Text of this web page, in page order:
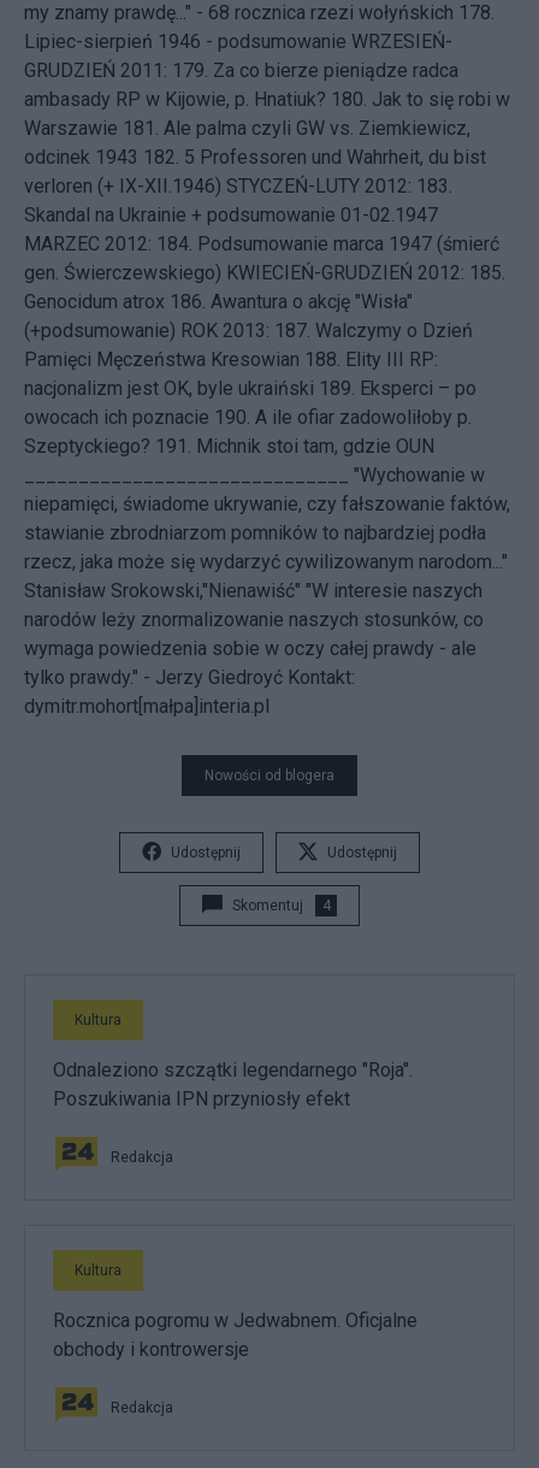
my znamy prawdę..." - 68 rocznica rzezi wołyńskich 178.
Lipiec-sierpień 1946 - podsumowanie WRZESIEŃ-
GRUDZIEŃ 2011: 179. Za co bierze pieniądze radca
ambasady RP w Kijowie, p. Hnatiuk? 180. Jak to się robi w
Warszawie 181. Ale palma czyli GW vs. Ziemkiewicz,
odcinek 1943 182. 5 Professoren und Wahrheit, du bist
verloren (+ IX-XII.1946) STYCZEŃ-LUTY 2012: 183.
Skandal na Ukrainie + podsumowanie 01-02.1947
MARZEC 2012: 184. Podsumowanie marca 1947 (śmierć
gen. Świerczewskiego) KWIECIEŃ-GRUDZIEŃ 2012: 185.
Genocidum atrox 186. Awantura o akcję "Wisła"
(+podsumowanie) ROK 2013: 187. Walczymy o Dzień
Pamięci Męczeństwa Kresowian 188. Elity III RP:
nacjonalizm jest OK, byle ukraiński 189. Eksperci – po
owocach ich poznacie 190. A ile ofiar zadowoliłoby p.
Szeptyckiego? 191. Michnik stoi tam, gdzie OUN
______________________________ "Wychowanie w
niepamięci, świadome ukrywanie, czy fałszowanie faktów,
stawianie zbrodniarzom pomników to najbardziej podła
rzecz, jaka może się wydarzyć cywilizowanym narodom..."
Stanisław Srokowski,"Nienawiść" "W interesie naszych
narodów leży znormalizowanie naszych stosunków, co
wymaga powiedzenia sobie w oczy całej prawdy - ale
tylko prawdy." - Jerzy Giedroyć Kontakt:
dymitr.mohort[małpa]interia.pl
Nowości od blogera
Udostępnij Udostępnij
Skomentuj 4
Kultura
Odnaleziono szczątki legendarnego "Roja".
Poszukiwania IPN przyniosły efekt
Redakcja
Kultura
Rocznica pogromu w Jedwabnem. Oficjalne
obchody i kontrowersje
Redakcja